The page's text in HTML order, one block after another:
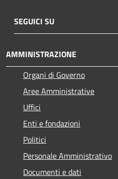
SEGUICI SU
AMMINISTRAZIONE
Organi di Governo
Aree Amministrative
Uffici
Enti e fondazioni
Politici
Personale Amministrativo
Documenti e dati